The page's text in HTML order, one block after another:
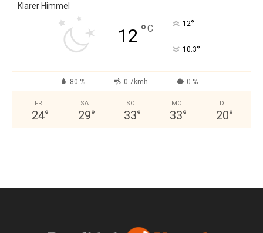
Klarer Himmel
12 °C 12°
10.3°
80 % 0.7kmh 0 %
FR.
24°
SA.
29°
SO.
33°
MO.
33°
DI.
20°